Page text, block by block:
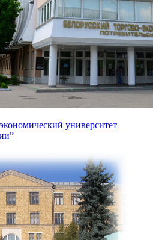
университет